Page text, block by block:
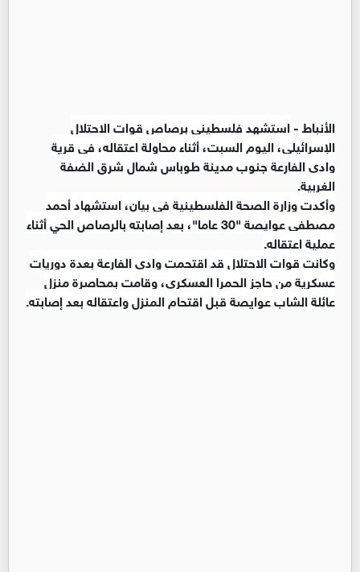
الأنباط -استشهد فلسطيني برصاص قوات الاحتلال
الإسرائيلي، اليوم السبت، أثناء محاولة اعتقاله، في قرية
وادي الفارعة جنوب مدينة طوباس شمال شرق الضفة
الغربية.
وأكدت وزارة الصحة الفلسطينية في بيان، استشهاد أحمد
مصطفى عوايصة "30 عاما"، بعد إصابته بالرصاص الحي أثناء
عملية اعتقاله.
وكانت قوات الاحتلال قد اقتحمت وادي الفارعة بعدة دوريات
عسكرية من حاجز الحمرا العسكري، وقامت بمحاصرة منزل
عائلة الشاب عوايصة قبل اقتحام المنزل واعتقاله بعد إصابته.